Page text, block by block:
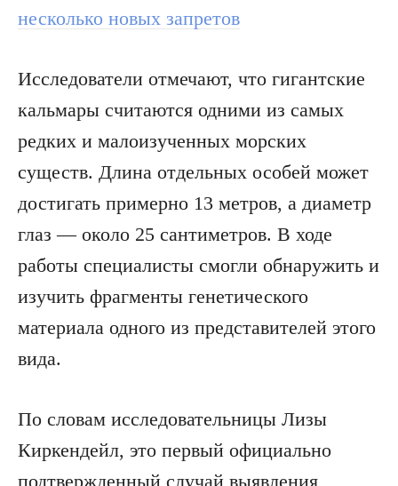
несколько новых запретов
Исследователи отмечают, что гигантские
кальмары считаются одними из самых
редких и малоизученных морских
существ. Длина отдельных особей может
достигать примерно 13 метров, а диаметр
глаз — около 25 сантиметров. В ходе
работы специалисты смогли обнаружить и
изучить фрагменты генетического
материала одного из представителей этого
вида.
По словам исследовательницы Лизы
Киркендейл, это первый официально
подтвержденный случай выявления